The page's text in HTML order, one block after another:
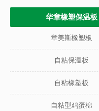
华章橡塑保温板
章美斯橡塑板
自粘保温板
自粘橡塑板
自粘型鸡蛋棉